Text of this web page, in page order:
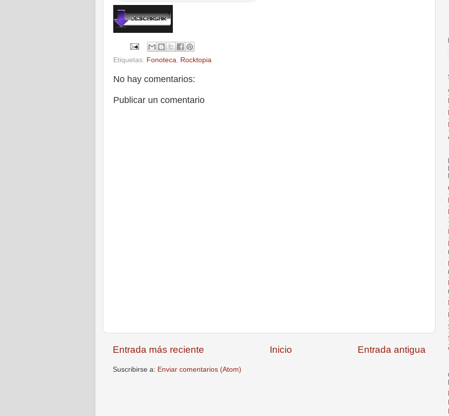
Etiquetas: Fonoteca, Rocktopia
No hay comentarios:
Publicar un comentario
Entrada más reciente Entrada antigua
Inicio
Suscribirse a: Enviar comentarios (Atom)